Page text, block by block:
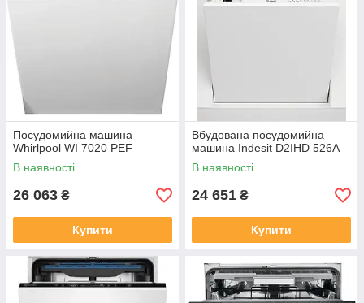
Посудомийна машина
Whirlpool WI 7020 PEF
В наявності
26 063 ₴
Купити
Вбудована посудомийна
машина Indesit D2IHD 526A
В наявності
24 651 ₴
Купити